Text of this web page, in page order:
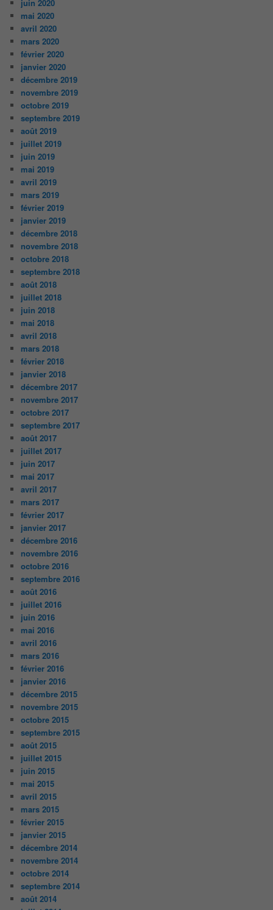
juin 2020
mai 2020
avril 2020
mars 2020
février 2020
janvier 2020
décembre 2019
novembre 2019
octobre 2019
septembre 2019
août 2019
juillet 2019
juin 2019
mai 2019
avril 2019
mars 2019
février 2019
janvier 2019
décembre 2018
novembre 2018
octobre 2018
septembre 2018
août 2018
juillet 2018
juin 2018
mai 2018
avril 2018
mars 2018
février 2018
janvier 2018
décembre 2017
novembre 2017
octobre 2017
septembre 2017
août 2017
juillet 2017
juin 2017
mai 2017
avril 2017
mars 2017
février 2017
janvier 2017
décembre 2016
novembre 2016
octobre 2016
septembre 2016
août 2016
juillet 2016
juin 2016
mai 2016
avril 2016
mars 2016
février 2016
janvier 2016
décembre 2015
novembre 2015
octobre 2015
septembre 2015
août 2015
juillet 2015
juin 2015
mai 2015
avril 2015
mars 2015
février 2015
janvier 2015
décembre 2014
novembre 2014
octobre 2014
septembre 2014
août 2014